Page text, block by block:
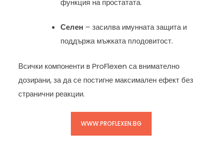
функция на простатата.
Селен – засилва имунната защита и
поддържа мъжката плодовитост.
Всички компоненти в ProFlexen са внимателно
дозирани, за да се постигне максимален ефект без
странични реакции.
WWW.PROFLEXEN.BG